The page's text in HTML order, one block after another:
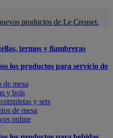
productos de Le Creuset.
termos y fiambreras
los productos para servicio de
de mesa
y bols
y sets
de mesa
online